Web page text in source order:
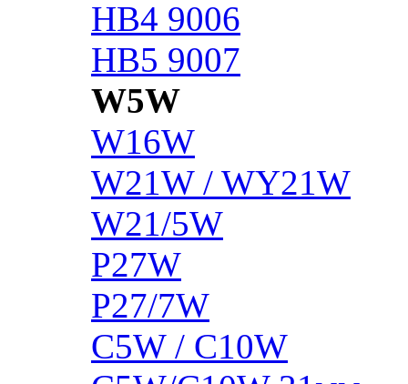
HB4 9006
HB5 9007
W5W
W16W
W21W / WY21W
W21/5W
P27W
P27/7W
C5W / C10W